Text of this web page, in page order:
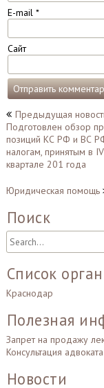
E-mail *
Сайт
Навигация
по
записям
Предыдущая
Подготовлен обзор
позиций КС РФ и ВС
налогам, принятым в IV
квартале 201 года
Юридическая помощь
Поиск
Список
Краснодар
Полезная
Запрет на продажу
Консультация
Новости